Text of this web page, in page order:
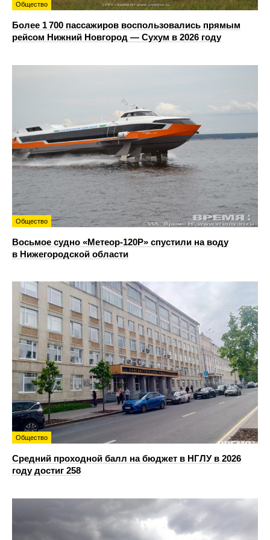
Общество
Более 1 700 пассажиров воспользовались прямым
рейсом Нижний Новгород — Сухум в 2026 году
Общество
Восьмое судно «Метеор-120Р» спустили на воду
в Нижегородской области
Общество
Средний проходной балл на бюджет в НГЛУ в 2026
году достиг 258